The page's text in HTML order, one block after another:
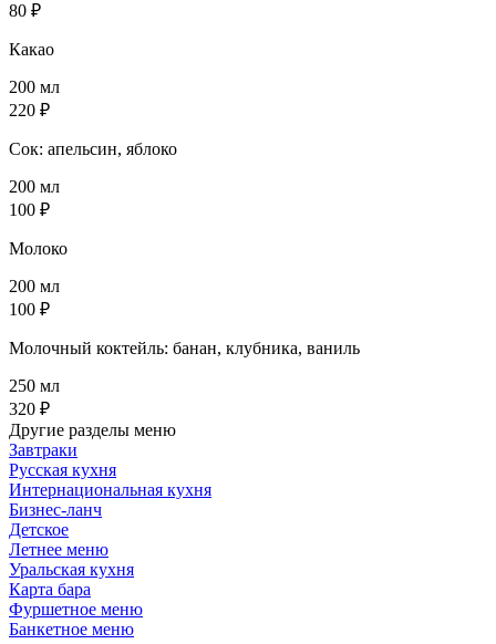
80 ₽
Какао
200 мл
220 ₽
Сок: апельсин, яблоко
200 мл
100 ₽
Молоко
200 мл
100 ₽
Молочный коктейль: банан, клубника, ваниль
250 мл
320 ₽
Другие разделы меню
Завтраки
Русская кухня
Интернациональная кухня
Бизнес-ланч
Детское
Летнее меню
Уральская кухня
Карта бара
Фуршетное меню
Банкетное меню